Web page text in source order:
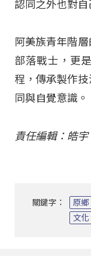
認同之外也對自
阿美族青年階
部落戰士，更
程，傳承製作
同與自覺意識。
責任編輯：皓宇
關鍵字： 原鄉
文化